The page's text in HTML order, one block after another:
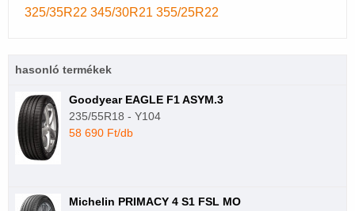
325/35R22 345/30R21 355/25R22
hasonló termékek
Goodyear EAGLE F1 ASYM.3
235/55R18 - Y104
58 690 Ft/db
Michelin PRIMACY 4 S1 FSL MO